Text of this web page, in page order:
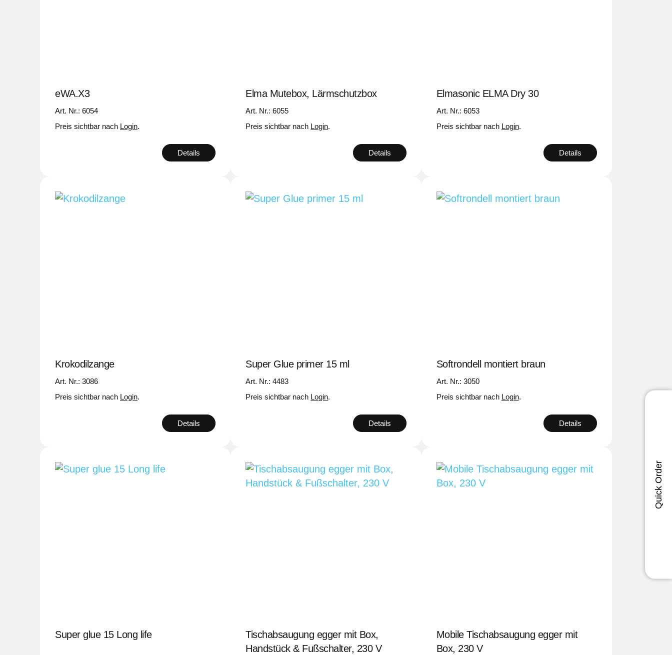
eWA.X3
Art. Nr.: 6054
Preis sichtbar nach Login.
Details
Elma Mutebox, Lärmschutzbox
Art. Nr.: 6055
Preis sichtbar nach Login.
Details
Elmasonic ELMA Dry 30
Art. Nr.: 6053
Preis sichtbar nach Login.
Details
Krokodilzange
Art. Nr.: 3086
Preis sichtbar nach Login.
Details
Super Glue primer 15 ml
Art. Nr.: 4483
Preis sichtbar nach Login.
Details
Softrondell montiert braun
Art. Nr.: 3050
Preis sichtbar nach Login.
Details
Super glue 15 Long life
Tischabsaugung egger mit Box,
Handstück & Fußschalter, 230 V
Mobile Tischabsaugung egger mit
Box, 230 V
Quick Order